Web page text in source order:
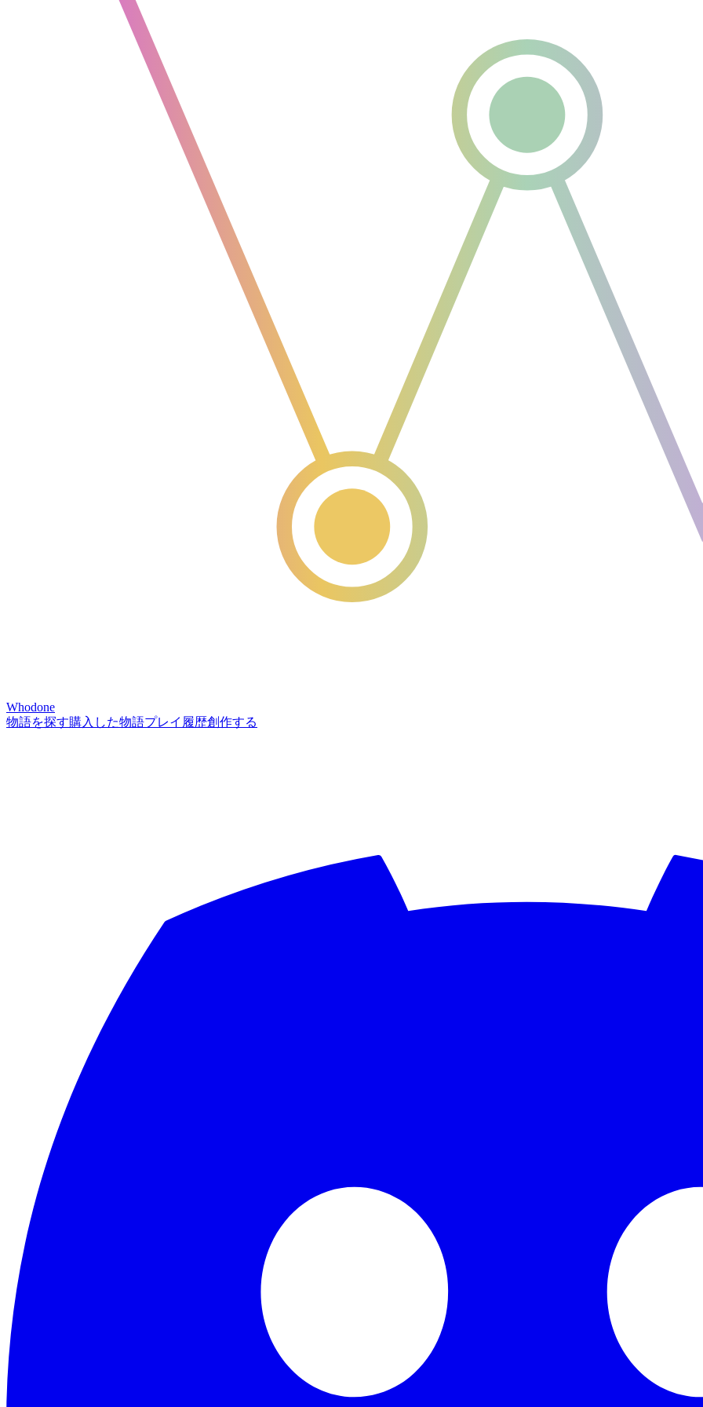
Whodone
物語を探す購入した物語プレイ履歴創作する